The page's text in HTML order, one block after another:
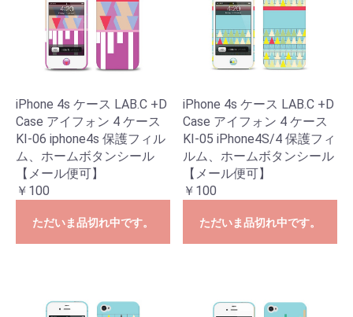
iPhone 4s ケース LAB.C +D
Case アイフォン 4 ケース
KI-06 iphone4s 保護フィル
ム、ホームボタンシール
【メール便可】
￥100
ただいま品切れ中です。
iPhone 4s ケース LAB.C +D
Case アイフォン 4 ケース
KI-05 iPhone4S/4 保護フィ
ルム、ホームボタンシール
【メール便可】
￥100
ただいま品切れ中です。